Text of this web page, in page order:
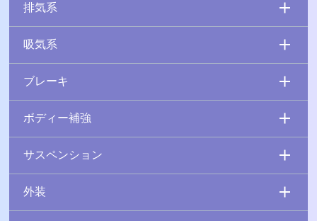
排気系
吸気系
ブレーキ
ボディー補強
サスペンション
外装